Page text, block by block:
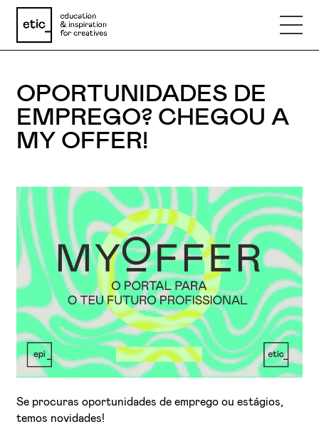
Nome
Email
Telefone
Motivo
Mensagem
OPORTUNIDADES DE
EMPREGO? CHEGOU A
MY OFFER!
Se procuras oportunidades de emprego ou estágios,
temos novidades!